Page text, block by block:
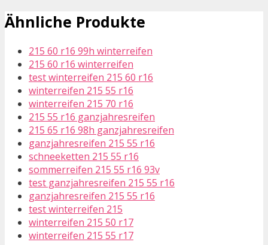
Ähnliche Produkte
215 60 r16 99h winterreifen
215 60 r16 winterreifen
test winterreifen 215 60 r16
winterreifen 215 55 r16
winterreifen 215 70 r16
215 55 r16 ganzjahresreifen
215 65 r16 98h ganzjahresreifen
ganzjahresreifen 215 55 r16
schneeketten 215 55 r16
sommerreifen 215 55 r16 93v
test ganzjahresreifen 215 55 r16
ganzjahresreifen 215 55 r16
test winterreifen 215
winterreifen 215 50 r17
winterreifen 215 55 r17